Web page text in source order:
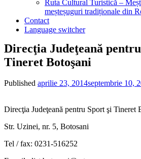
Ruta Cultural Turistică –
meșteșuguri tradiționale din
Contact
Language switcher
Direcţia Judeţeană
Tineret Botoşani
Published aprilie 23, 2014septembrie 10,
Direcţia Judeţeană pentru Sport şi Tineret
Str. Uzinei, nr. 5, Botosani
Tel / fax: 0231-516252